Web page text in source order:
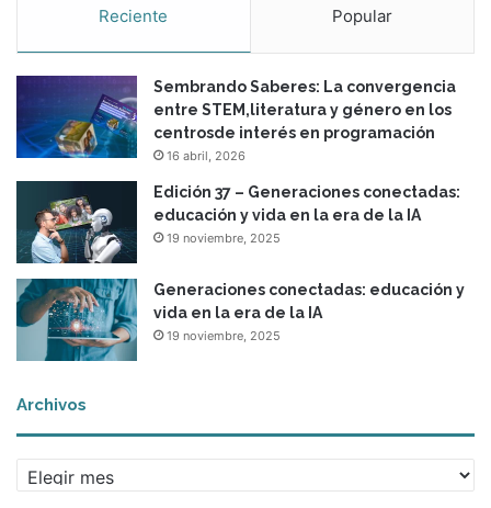
Reciente Popular
Sembrando Saberes: La convergencia
entre STEM,literatura y género en los
centrosde interés en programación
16 abril, 2026
Edición 37 – Generaciones conectadas:
educación y vida en la era de la IA
19 noviembre, 2025
Generaciones conectadas: educación y
vida en la era de la IA
19 noviembre, 2025
Archivos
r